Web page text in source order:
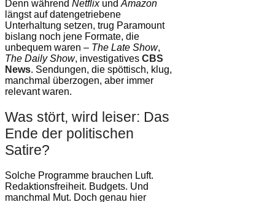
Denn während Netflixund Amazon
längst auf datengetriebene
Unterhaltung setzen, trug Paramount
bislang noch jene Formate, die
unbequem waren – The Late Show,
The Daily Show, investigatives CBS
News. Sendungen, die spöttisch, klug,
manchmal überzogen, aber immer
relevant waren.
Was stört, wird leiser: Das
Ende der politischen
Satire?
Solche Programme brauchen Luft.
Redaktionsfreiheit. Budgets. Und
manchmal Mut. Doch genau hier